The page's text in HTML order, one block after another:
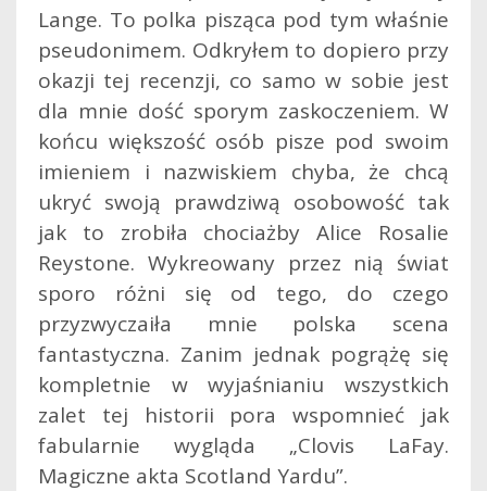
Lange. To polka pisząca pod tym właśnie
pseudonimem. Odkryłem to dopiero przy
okazji tej recenzji, co samo w sobie jest
dla mnie dość sporym zaskoczeniem. W
końcu większość osób pisze pod swoim
imieniem i nazwiskiem chyba, że chcą
ukryć swoją prawdziwą osobowość tak
jak to zrobiła chociażby Alice Rosalie
Reystone. Wykreowany przez nią świat
sporo różni się od tego, do czego
przyzwyczaiła mnie polska scena
fantastyczna. Zanim jednak pogrążę się
kompletnie w wyjaśnianiu wszystkich
zalet tej historii pora wspomnieć jak
fabularnie wygląda „Clovis LaFay.
Magiczne akta Scotland Yardu”.